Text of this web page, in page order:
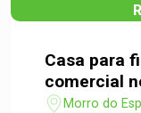
Casa para
comercial
em São
Morro do